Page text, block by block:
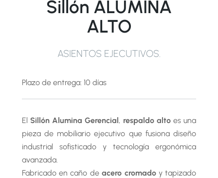
Sillón ALUMINA
ALTO
ASIENTOS EJECUTIVOS.
Plazo de entrega: 10 días
El Sillón Alumina Gerencial, respaldo altoes una
pieza de mobiliario ejecutivo que fusiona diseño
industrial sofisticado y tecnología ergonómica
avanzada.
Fabricado en caño deacero cromadoy tapizado